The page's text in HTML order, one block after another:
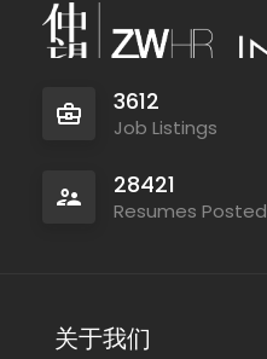
3612
Job Listings
28421
Resumes Posted
关于我们